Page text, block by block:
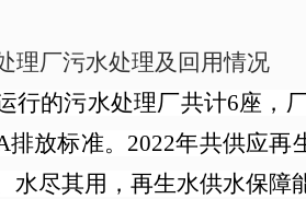
理厂污水处理及回用情况
行的污水处理厂共计6座，
排放标准。2022年共供应
水尽其用，再生水供水保障